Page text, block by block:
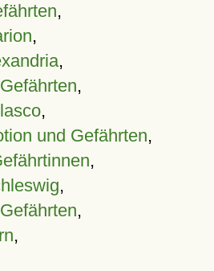
,
,
,
,
,
und Gefährten,
,
,
,
,